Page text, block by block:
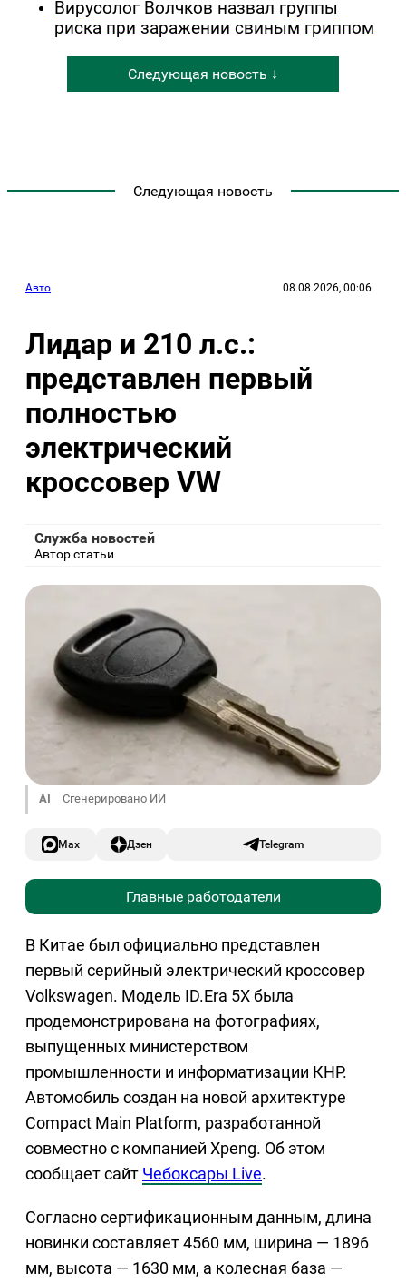
Вирусолог Волчков назвал группы
риска при заражении свиным гриппом
Следующая новость ↓
Следующая новость
Авто 08.08.2026, 00:06
Лидар и 210 л.с.:
представлен первый
полностью
электрический
кроссовер VW
Служба новостей
Автор статьи
AI Сгенерировано ИИ
Max Дзен Telegram
Главные работодатели
В Китае был официально представлен
первый серийный электрический кроссовер
Volkswagen. Модель ID.Era 5X была
продемонстрирована на фотографиях,
выпущенных министерством
промышленности и информатизации КНР.
Автомобиль создан на новой архитектуре
Compact Main Platform, разработанной
совместно с компанией Xpeng. Об этом
сообщает сайт Чебоксары Live.
Согласно сертификационным данным, длина
новинки составляет 4560 мм, ширина — 1896
мм, высота — 1630 мм, а колесная база —